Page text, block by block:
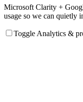
Microsoft Clarity +
usage so we can quietly
Toggle Analytics &